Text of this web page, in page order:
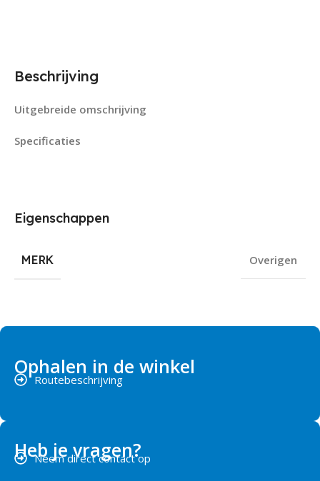
Beschrijving
Uitgebreide omschrijving
Specificaties
Eigenschappen
MERK Overigen
Ophalen in de winkel
Routebeschrijving
Heb je vragen?
Neem direct contact op